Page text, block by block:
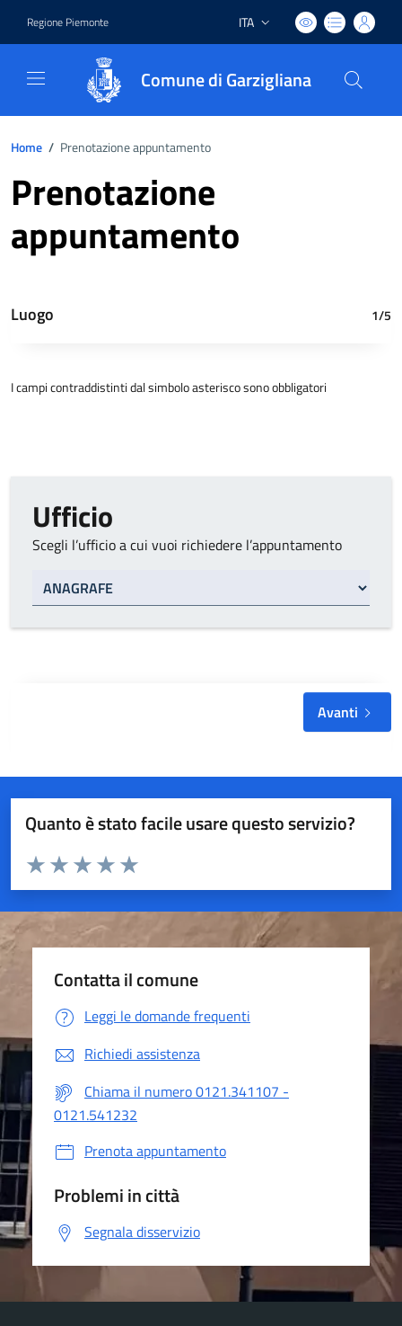
Regione Piemonte Lingua attiva:
ITA
Comune di Garzigliana
Home / Prenotazione appuntamento
Prenotazione
appuntamento
Luogo 1/5
I campi contraddistinti dal simbolo asterisco sono obbligatori
Ufficio
Scegli l’ufficio a cui vuoi richiedere l’appuntamento
Avanti
Quanto è stato facile usare questo servizio?
Valuta da 1 a 5 stelle la pagina
Valuta 5 stelle su 5
Valuta 4 stelle su 5
Valuta 3 stelle su 5
Valuta 2 stelle su 5
Valuta 1 stelle su 5
Contatta il comune
Leggi le domande frequenti
Richiedi assistenza
Chiama il numero 0121.341107 -
0121.541232
Prenota appuntamento
Problemi in città
Segnala disservizio